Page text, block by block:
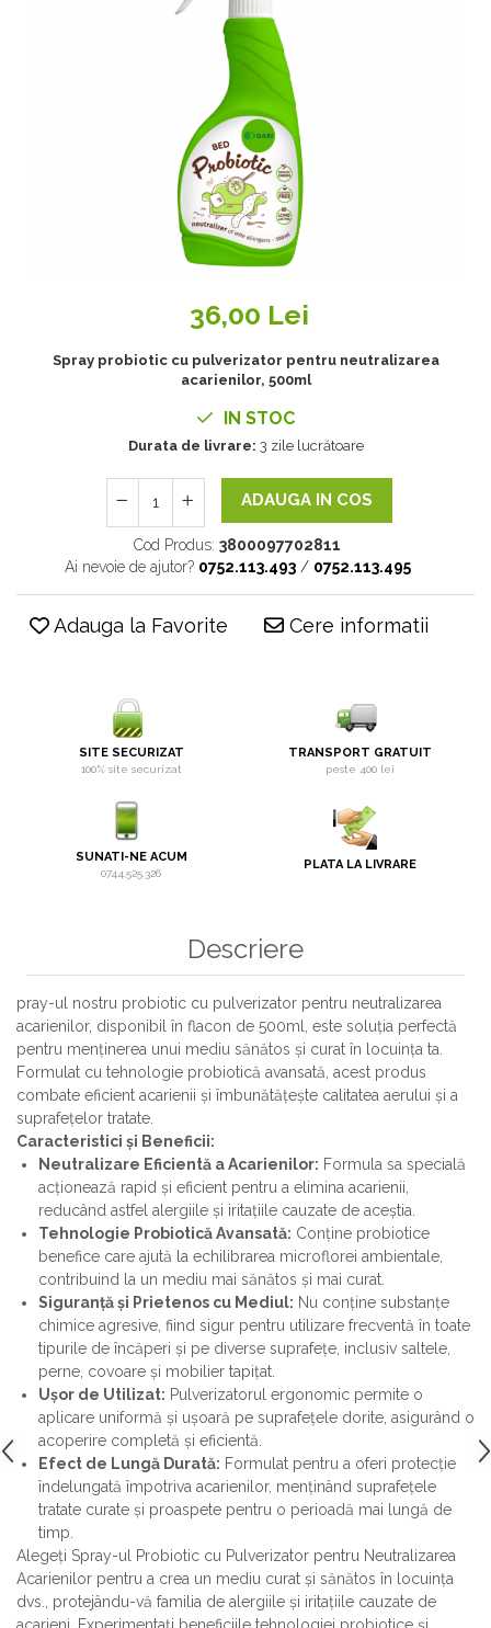
36,00 Lei
Spray probiotic cu pulverizator pentru neutralizarea
acarienilor, 500ml
IN STOC
Durata de livrare: 3 zile lucrătoare
ADAUGA IN COS
Cod Produs: 3800097702811
Ai nevoie de ajutor? 0752.113.493 / 0752.113.495
Adauga la Favorite Cere informatii
SITE SECURIZAT
100% site securizat
TRANSPORT GRATUIT
peste 400 lei
SUNATI-NE ACUM
0744.525.326
PLATA LA LIVRARE
Descriere
pray-ul nostru probiotic cu pulverizator pentru neutralizarea
acarienilor, disponibil în flacon de 500ml, este soluția perfectă
pentru menținerea unui mediu sănătos și curat în locuința ta.
Formulat cu tehnologie probiotică avansată, acest produs
combate eficient acarienii și îmbunătățește calitatea aerului și a
suprafețelor tratate.
Caracteristici și Beneficii:
Neutralizare Eficientă a Acarienilor: Formula sa specială
acționează rapid și eficient pentru a elimina acarienii,
reducând astfel alergiile și iritațiile cauzate de aceștia.
Tehnologie Probiotică Avansată: Conține probiotice
benefice care ajută la echilibrarea microflorei ambientale,
contribuind la un mediu mai sănătos și mai curat.
Siguranță și Prietenos cu Mediul: Nu conține substanțe
chimice agresive, fiind sigur pentru utilizare frecventă în toate
tipurile de încăperi și pe diverse suprafețe, inclusiv saltele,
perne, covoare și mobilier tapițat.
Ușor de Utilizat: Pulverizatorul ergonomic permite o
aplicare uniformă și ușoară pe suprafețele dorite, asigurând o
acoperire completă și eficientă.
Efect de Lungă Durată: Formulat pentru a oferi protecție
îndelungată împotriva acarienilor, menținând suprafețele
tratate curate și proaspete pentru o perioadă mai lungă de
timp.
Alegeți Spray-ul Probiotic cu Pulverizator pentru Neutralizarea
Acarienilor pentru a crea un mediu curat și sănătos în locuința
dvs., protejându-vă familia de alergiile și iritațiile cauzate de